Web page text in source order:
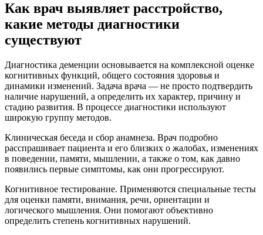
Как врач выявляет расстройство,
какие методы диагностики
существуют
Диагностика деменции основывается на комплексной оценке
когнитивных функций, общего состояния здоровья и
динамики изменений. Задача врача — не просто подтвердить
наличие нарушений, а определить их характер, причину и
стадию развития. В процессе диагностики используют
широкую группу методов.
Клиническая беседа и сбор анамнеза. Врач подробно
расспрашивает пациента и его близких о жалобах, изменениях
в поведении, памяти, мышлении, а также о том, как давно
появились первые симптомы, как они прогрессируют.
Когнитивное тестирование. Применяются специальные тесты
для оценки памяти, внимания, речи, ориентации и
логического мышления. Они помогают объективно
определить степень когнитивных нарушений.